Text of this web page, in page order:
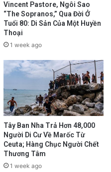
Vincent Pastore, Ngôi Sao
“The Sopranos,” Qua Đời Ở
Tuổi 80: Di Sản Của Một Huyền
Thoại
1 week ago
Tây Ban Nha Trả Hơn 48,000
Người Di Cư Về Marốc Từ
Ceuta; Hàng Chục Người Chết
Thương Tâm
1 week ago